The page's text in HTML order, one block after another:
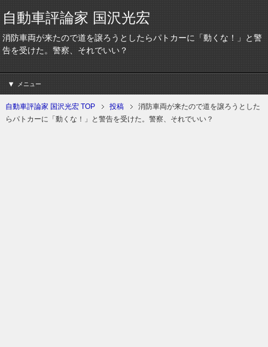
自動車評論家 国沢光宏
消防車両が来たので道を譲ろうとしたらパトカーに「動くな！」と警
告を受けた。警察、それでいい？
メニュー
自動車評論家 国沢光宏 TOP 投稿
消防車両が来たので道を譲ろうとした
らパトカーに「動くな！」と警告を受けた。警察、それでいい？